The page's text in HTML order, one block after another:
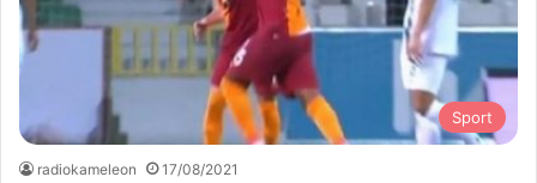
Sport
radiokameleon 17/08/2021